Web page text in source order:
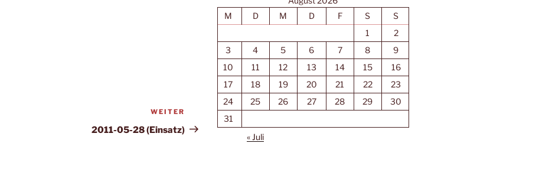
Nächster
Beitrag
WEITER
2011-05-28 (Einsatz)
M
D M D F S
S
1
2
3
4 5 6 7 8
9
10
11 12 13 14 15
16
17
18 19 20 21 22
23
24
25 26 27 28 29
30
31
« Juli